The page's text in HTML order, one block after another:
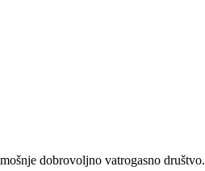
dobrovoljno vatrogasno društvo.